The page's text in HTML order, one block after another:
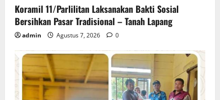
Koramil 11/Parlilitan Laksanakan Bakti Sosial
Bersihkan Pasar Tradisional – Tanah Lapang
admin Agustus 7, 2026 0